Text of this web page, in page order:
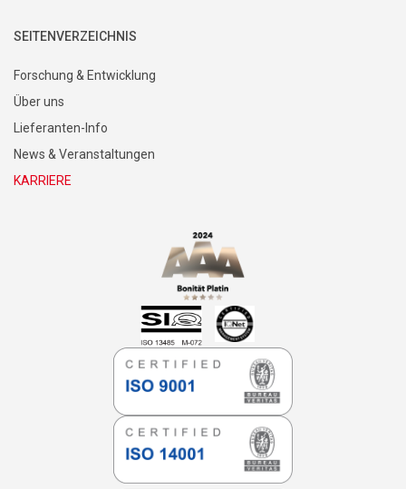
SEITENVERZEICHNIS
Forschung & Entwicklung
Über uns
Lieferanten-Info
News & Veranstaltungen
KARRIERE